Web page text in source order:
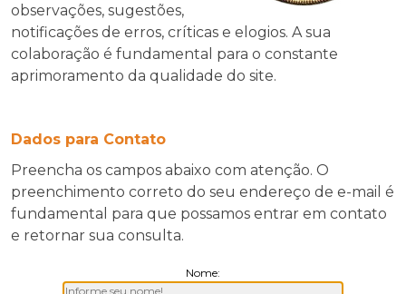
observações, sugestões,
notificações de erros, críticas e elogios. A sua
colaboração é fundamental para o constante
aprimoramento da qualidade do site.
Dados para Contato
Preencha os campos abaixo com atenção. O
preenchimento correto do seu endereço de e-mail é
fundamental para que possamos entrar em contato
e retornar sua consulta.
Nome: